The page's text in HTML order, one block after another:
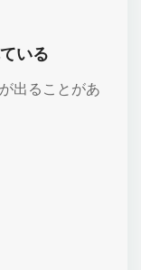
いる
出ることがあ